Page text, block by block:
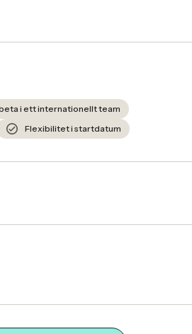
i ett internationellt team
Flexibilitet i startdatum